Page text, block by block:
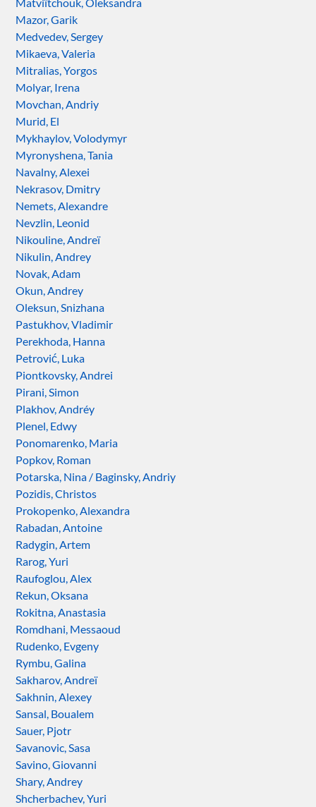
Mazor, Garik
Medvedev, Sergey
Mikaeva, Valeria
Mitralias, Yorgos
Molyar, Irena
Movchan, Andriy
Murid, El
Mykhaylov, Volodymyr
Myronyshena, Tania
Navalny, Alexei
Nekrasov, Dmitry
Nemets, Alexandre
Nevzlin, Leonid
Nikouline, Andreï
Nikulin, Andrey
Novak, Adam
Okun, Andrey
Oleksun, Snizhana
Pastukhov, Vladimir
Perekhoda, Hanna
Petrović, Luka
Piontkovsky, Andrei
Pirani, Simon
Plakhov, Andréy
Plenel, Edwy
Ponomarenko, Maria
Popkov, Roman
Potarska, Nina / Baginsky, Andriy
Pozidis, Christos
Prokopenko, Alexandra
Rabadan, Antoine
Radygin, Artem
Rarog, Yuri
Raufoglou, Alex
Rekun, Oksana
Rokitna, Anastasia
Romdhani, Messaoud
Rudenko, Evgeny
Rymbu, Galina
Sakharov, Andreï
Sakhnin, Alexey
Sansal, Boualem
Sauer, Pjotr
Savanovic, Sasa
Savino, Giovanni
Shary, Andrey
Shcherbachev, Yuri